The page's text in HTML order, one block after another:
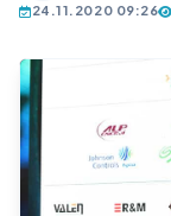
24.11.2020 09:26